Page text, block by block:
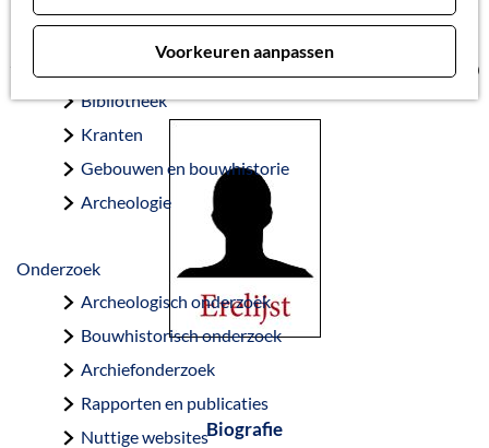
Voorkeuren aanpassen
Beeld en geluid
Bibliotheek
Kranten
Gebouwen en bouwhistorie
Archeologie
Onderzoek
Archeologisch onderzoek
Bouwhistorisch onderzoek
Archiefonderzoek
Rapporten en publicaties
Nuttige websites
’s-Hertogenbosch 22-12-1911 — ’s-Hertogenbosch 25-5-1940
Biografie